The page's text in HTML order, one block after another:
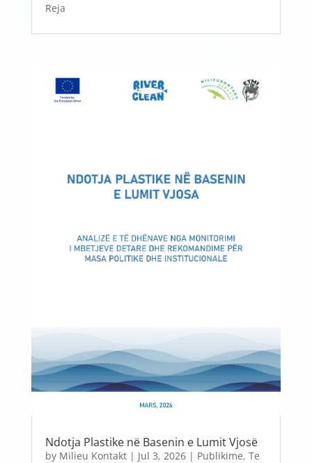
Reja
Ndotja Plastike në Basenin e Lumit Vjosë
by Milieu Kontakt| Jul 3, 2026| Publikime, Te